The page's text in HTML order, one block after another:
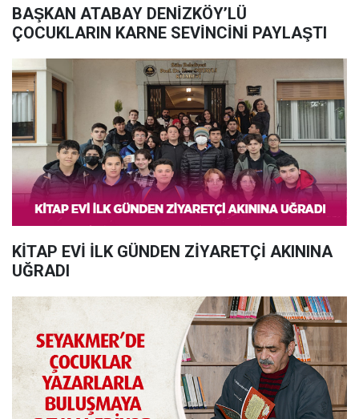
BAŞKAN ATABAY DENİZKÖY’LÜ
ÇOCUKLARIN KARNE SEVİNCİNİ PAYLAŞTI
KİTAP EVİ İLK GÜNDEN ZİYARETÇİ AKININA
UĞRADI